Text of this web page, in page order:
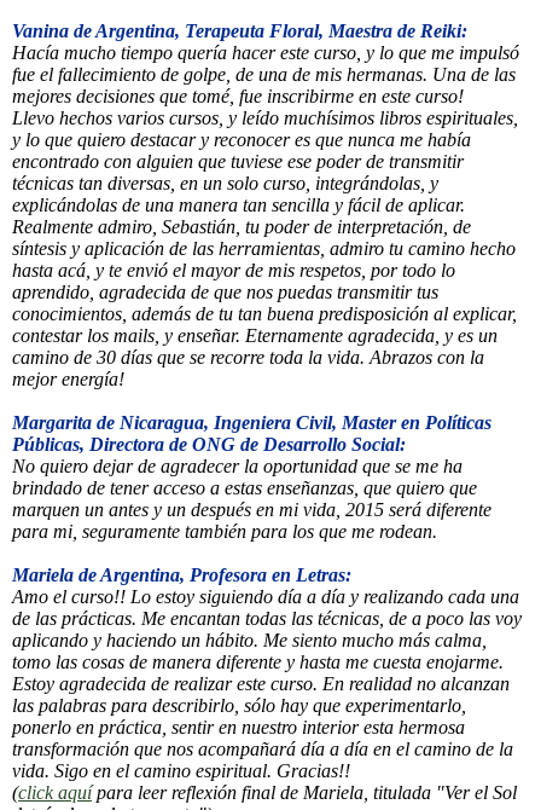
Vanina de Argentina, Terapeuta Floral, Maestra de Reiki:
Hacía mucho tiempo quería hacer este curso, y lo que me impulsó
fue el fallecimiento de golpe, de una de mis hermanas. Una de las
mejores decisiones que tomé, fue inscribirme en este curso!
Llevo hechos varios cursos, y leído muchísimos libros espirituales,
y lo que quiero destacar y reconocer es que nunca me había
encontrado con alguien que tuviese ese poder de transmitir
técnicas tan diversas, en un solo curso, integrándolas, y
explicándolas de una manera tan sencilla y fácil de aplicar.
Realmente admiro, Sebastián, tu poder de interpretación, de
síntesis y aplicación de las herramientas, admiro tu camino hecho
hasta acá, y te envió el mayor de mis respetos, por todo lo
aprendido, agradecida de que nos puedas transmitir tus
conocimientos, además de tu tan buena predisposición al explicar,
contestar los mails, y enseñar. Eternamente agradecida, y es un
camino de 30 días que se recorre toda la vida. Abrazos con la
mejor energía!
Margarita de Nicaragua, Ingeniera Civil, Master en Políticas
Públicas, Directora de ONG de Desarrollo Social:
No quiero dejar de agradecer la oportunidad que se me ha
brindado de tener acceso a estas enseñanzas, que quiero que
marquen un antes y un después en mi vida, 2015 será diferente
para mi, seguramente también para los que me rodean.
Mariela de Argentina, Profesora en Letras:
Amo el curso!! Lo estoy siguiendo día a día y realizando cada una
de las prácticas. Me encantan todas las técnicas, de a poco las voy
aplicando y haciendo un hábito. Me siento mucho más calma,
tomo las cosas de manera diferente y hasta me cuesta enojarme.
Estoy agradecida de realizar este curso. En realidad no alcanzan
las palabras para describirlo, sólo hay que experimentarlo,
ponerlo en práctica, sentir en nuestro interior esta hermosa
transformación que nos acompañará día a día en el camino de la
vida. Sigo en el camino espiritual. Gracias!!
(click aquípara leer reflexión final de Mariela, titulada "Ver el Sol